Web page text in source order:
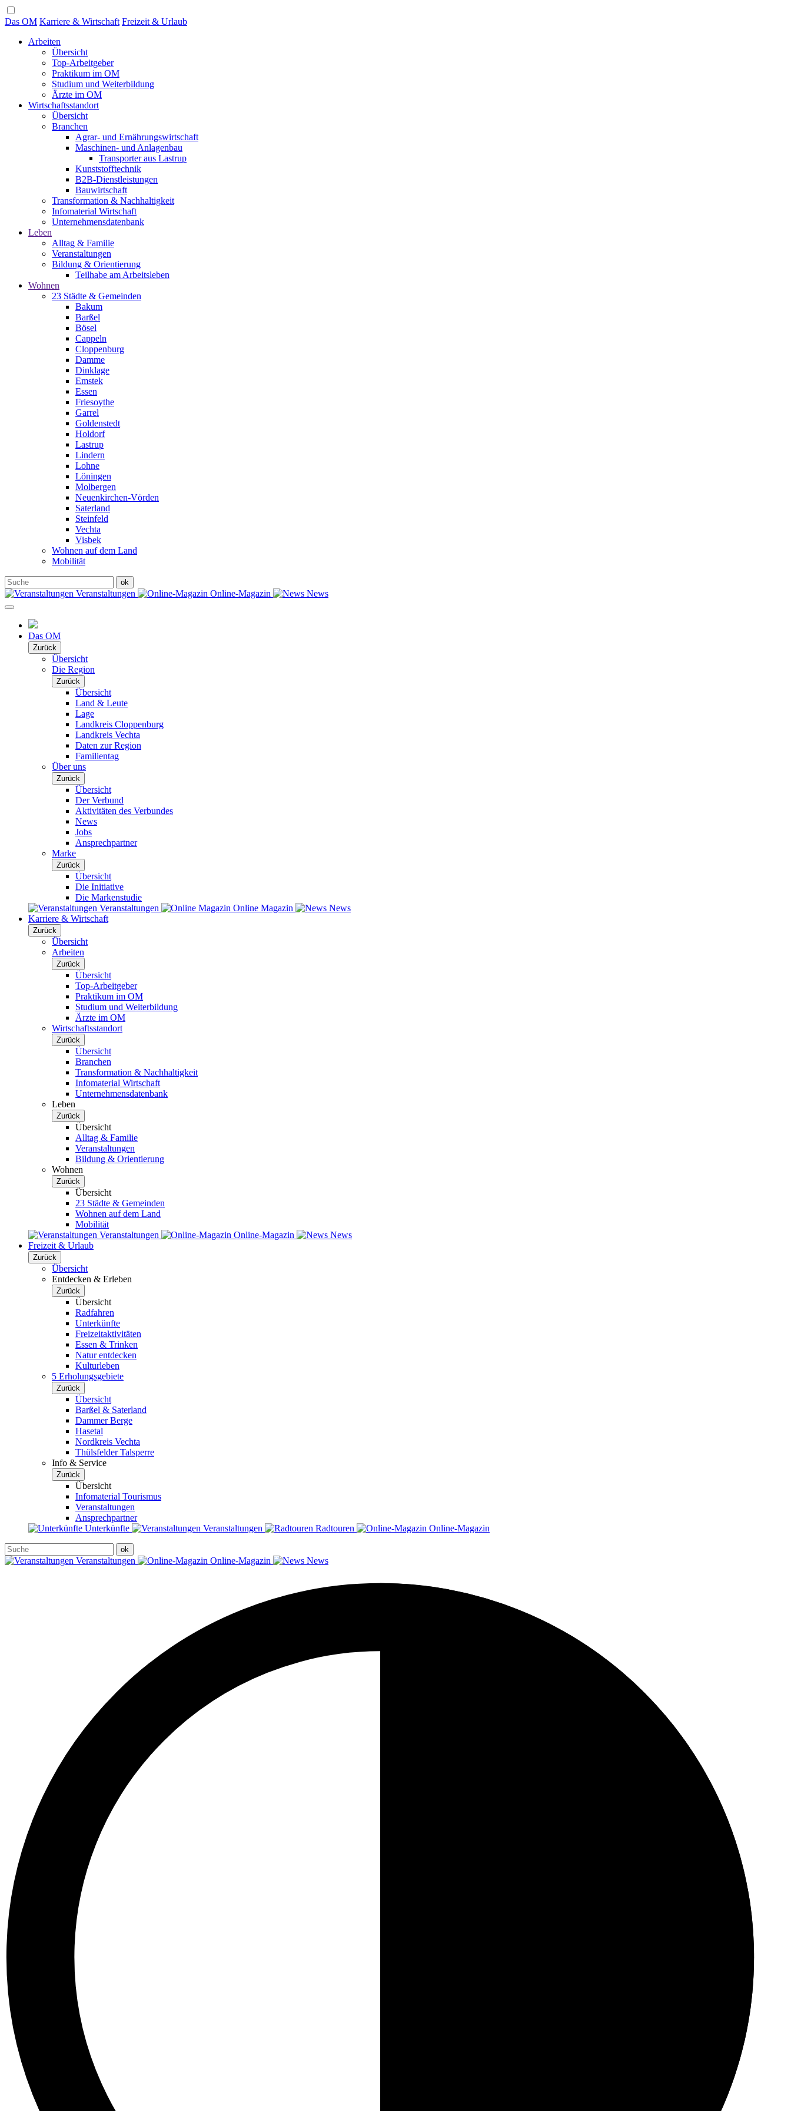
Das OM Karriere & Wirtschaft Freizeit & Urlaub
Arbeiten
Übersicht
Top-Arbeitgeber
Praktikum im OM
Studium und Weiterbildung
Ärzte im OM
Wirtschaftsstandort
Übersicht
Branchen
Agrar- und Ernährungswirtschaft
Maschinen- und Anlagenbau
Transporter aus Lastrup
Kunststofftechnik
B2B-Dienstleistungen
Bauwirtschaft
Transformation & Nachhaltigkeit
Infomaterial Wirtschaft
Unternehmensdatenbank
Leben
Alltag & Familie
Veranstaltungen
Bildung & Orientierung
Teilhabe am Arbeitsleben
Wohnen
23 Städte & Gemeinden
Bakum
Barßel
Bösel
Cappeln
Cloppenburg
Damme
Dinklage
Emstek
Essen
Friesoythe
Garrel
Goldenstedt
Holdorf
Lastrup
Lindern
Lohne
Löningen
Molbergen
Neuenkirchen-Vörden
Saterland
Steinfeld
Vechta
Visbek
Wohnen auf dem Land
Mobilität
Veranstaltungen Online-Magazin News
Das OM
Zurück
Übersicht
Die Region
Zurück
Übersicht
Land & Leute
Lage
Landkreis Cloppenburg
Landkreis Vechta
Daten zur Region
Familientag
Über uns
Zurück
Übersicht
Der Verbund
Aktivitäten des Verbundes
News
Jobs
Ansprechpartner
Marke
Zurück
Übersicht
Die Initiative
Die Markenstudie
Veranstaltungen
Online Magazin
News
Karriere & Wirtschaft
Zurück
Übersicht
Arbeiten
Zurück
Übersicht
Top-Arbeitgeber
Praktikum im OM
Studium und Weiterbildung
Ärzte im OM
Wirtschaftsstandort
Zurück
Übersicht
Branchen
Transformation & Nachhaltigkeit
Infomaterial Wirtschaft
Unternehmensdatenbank
Leben
Zurück
Übersicht
Alltag & Familie
Veranstaltungen
Bildung & Orientierung
Wohnen
Zurück
Übersicht
23 Städte & Gemeinden
Wohnen auf dem Land
Mobilität
Veranstaltungen
Online-Magazin
News
Freizeit & Urlaub
Zurück
Übersicht
Entdecken & Erleben
Zurück
Übersicht
Radfahren
Unterkünfte
Freizeitaktivitäten
Essen & Trinken
Natur entdecken
Kulturleben
5 Erholungsgebiete
Zurück
Übersicht
Barßel & Saterland
Dammer Berge
Hasetal
Nordkreis Vechta
Thülsfelder Talsperre
Info & Service
Zurück
Übersicht
Infomaterial Tourismus
Veranstaltungen
Ansprechpartner
Unterkünfte
Veranstaltungen Radtouren Online-Magazin
Veranstaltungen Online-Magazin News